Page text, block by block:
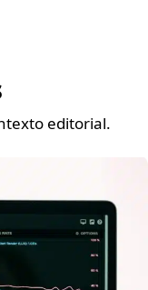
editorial.